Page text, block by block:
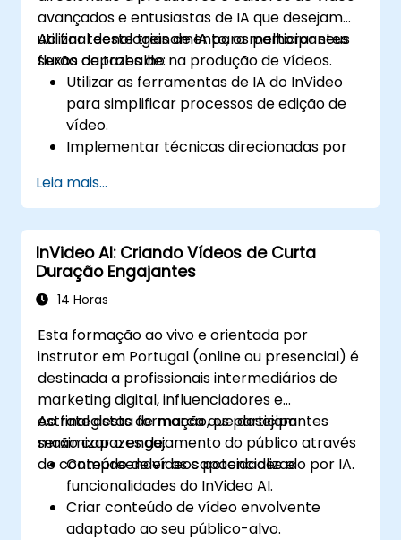
avançados e entusiastas de IA que desejam
utilizar tecnologias de IA para melhorar seus
fluxos de trabalho na produção de vídeos.
Ao final deste treinamento, os participantes
serão capazes de:
Utilizar as ferramentas de IA do InVideo
para simplificar processos de edição de
vídeo.
Implementar técnicas direcionadas por
conteúdo em vídeo.
Criar vídeos de qualidade profissional
usando modelos baseados em IA.
Otimizar fluxos de trabalho alimentados
por IA para aumentar a produtividade na
produção de vídeos.
Leia mais...
InVideo AI: Criando Vídeos de Curta
Duração Engajantes
14 Horas
Esta formação ao vivo e orientada por
instrutor em Portugal (online ou presencial) é
destinada a profissionais intermediários de
marketing digital, influenciadores e
estrategistas de marca que desejam
maximizar o engajamento do público através
de conteúdo de vídeos potencializado por IA.
Ao final desta formação, os participantes
serão capazes de:
Compreender as capacidades e
funcionalidades do InVideo AI.
Criar conteúdo de vídeo envolvente
adaptado ao seu público-alvo.